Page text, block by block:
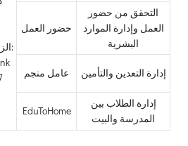
حضور العمل
التحقق من حضور
العمل وإدارة الموارد
البشرية
عامل منجم إدارة التعدين والتأمين
EduToHome
إدارة الطلاب بين
المدرسة والبيت